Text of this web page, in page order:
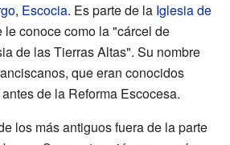
, Escocia. Es parte de la Iglesia de
le conoce como la "cárcel de
de las Tierras Altas". Su nombre
que eran conocidos
de la Reforma Escocesa.
los más antiguos fuera de la parte